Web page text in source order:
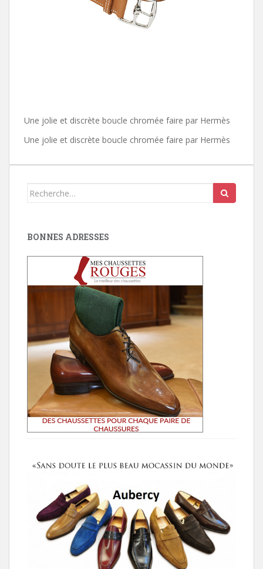
Une jolie et discrète boucle chromée faire par Hermès
Une jolie et discrète boucle chromée faire par Hermès
Search
BONNES ADRESSES